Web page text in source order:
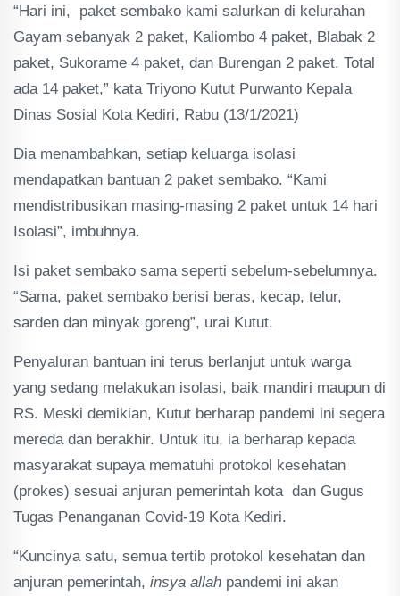
“Hari ini, paket sembako kami salurkan di kelurahan
Gayam sebanyak 2 paket, Kaliombo 4 paket, Blabak 2
paket, Sukorame 4 paket, dan Burengan 2 paket. Total
ada 14 paket,” kata Triyono Kutut Purwanto Kepala
Dinas Sosial Kota Kediri, Rabu (13/1/2021)
Dia menambahkan, setiap keluarga isolasi
mendapatkan bantuan 2 paket sembako. “Kami
mendistribusikan masing-masing 2 paket untuk 14 hari
Isolasi”, imbuhnya.
Isi paket sembako sama seperti sebelum-sebelumnya.
“Sama, paket sembako berisi beras, kecap, telur,
sarden dan minyak goreng”, urai Kutut.
Penyaluran bantuan ini terus berlanjut untuk warga
yang sedang melakukan isolasi, baik mandiri maupun di
RS. Meski demikian, Kutut berharap pandemi ini segera
mereda dan berakhir. Untuk itu, ia berharap kepada
masyarakat supaya mematuhi protokol kesehatan
(prokes) sesuai anjuran pemerintah kota dan Gugus
Tugas Penanganan Covid-19 Kota Kediri.
“Kuncinya satu, semua tertib protokol kesehatan dan
anjuran pemerintah, insya allah pandemi ini akan